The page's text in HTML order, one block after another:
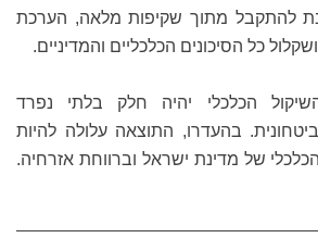
להתקבל מתוך שקיפות מלאה, הערכת
כל הסיכונים הכלכליים והמדיניים.
הכלכלי יהיה חלק בלתי נפרד
בהעדרו, התוצאה עלולה להיות
של מדינת ישראל וברווחת אזרחיה.